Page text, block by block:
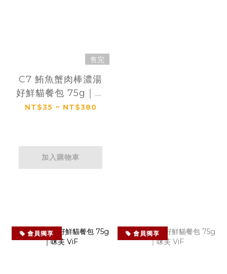
售完
C7 鮪魚蟹肉棒濃湯
好鮮貓餐包 75g｜咪
芙 ViF
NT$35 ~ NT$380
加入購物車
會員獨享 會員獨享